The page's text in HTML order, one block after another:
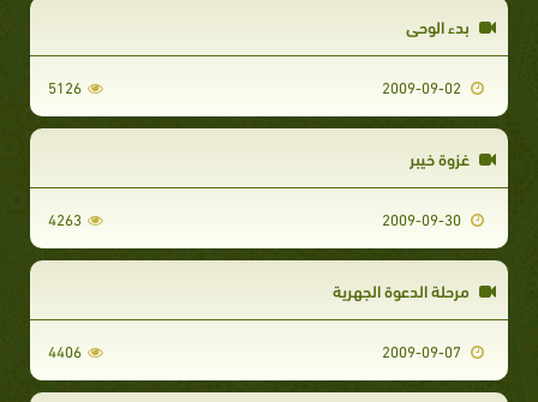
بدء الوحي
5126
غزوة خيبر
4263
مرحلة الدعوة الجهرية
4406